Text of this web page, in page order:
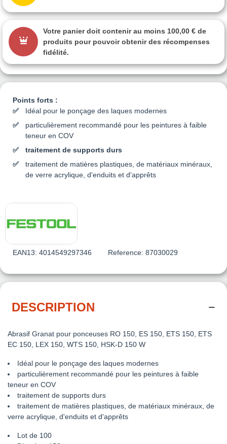
Points forts :
Idéal pour le ponçage des laques modernes
particulièrement recommandé pour les peintures à faible
teneur en COV
traitement de supports durs
traitement de matières plastiques, de matériaux minéraux,
de verre acrylique, d'enduits et d'apprêts
EAN13: 4014549297346 Reference: 87030029
Votre panier doit contenir au moins 100,00 € de
produits pour pouvoir obtenir des récompenses
fidélité.
DESCRIPTION
Abrasif Granat pour ponceuses RO 150, ES 150, ETS 150, ETS
EC 150, LEX 150, WTS 150, HSK-D 150 W
Idéal pour le ponçage des laques modernes
particulièrement recommandé pour les peintures à faible
teneur en COV
traitement de supports durs
traitement de matières plastiques, de matériaux minéraux, de
verre acrylique, d'enduits et d'apprêts
Lot de 100